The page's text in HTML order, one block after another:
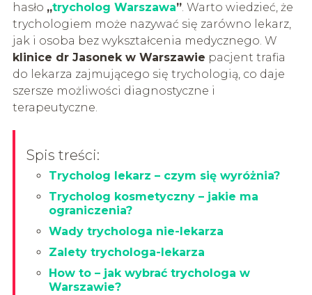
hasło „trycholog Warszawa”. Warto wiedzieć, że
trychologiem może nazywać się zarówno lekarz,
jak i osoba bez wykształcenia medycznego. W
klinice dr Jasonek w Warszawie pacjent trafia
do lekarza zajmującego się trychologią, co daje
szersze możliwości diagnostyczne i
terapeutyczne.
Spis treści:
Trycholog lekarz – czym się wyróżnia?
Trycholog kosmetyczny – jakie ma
ograniczenia?
Wady trychologa nie-lekarza
Zalety trychologa-lekarza
How to – jak wybrać trychologa w
Warszawie?